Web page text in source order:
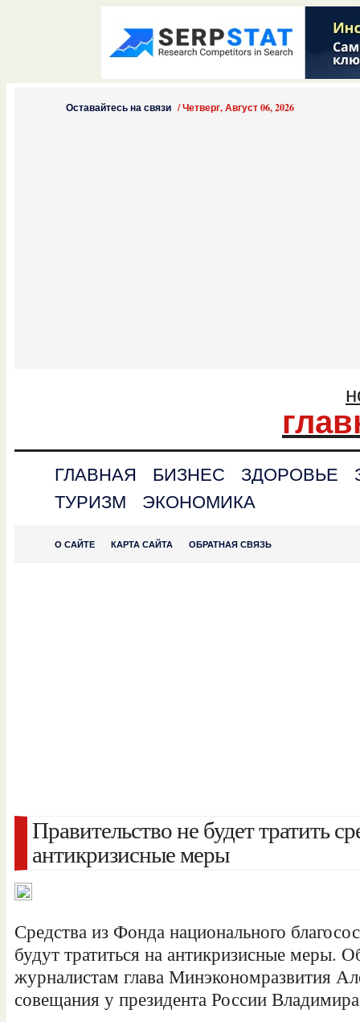
Оставайтесь на связи /Четверг, Август 06, 2026
ГЛАВНАЯ БИЗНЕС ЗДОРОВЬЕ
ТУРИЗМ
ЭКОНОМИКА
О САЙТЕ КАРТА САЙТА ОБРАТНАЯ СВЯЗЬ
Правительство не будет тратить
антикризисные меры
Средства из Фонда национального
будут тратиться на антикризисные меры.
журналистам глава Минэкономразвития
совещания у президента России